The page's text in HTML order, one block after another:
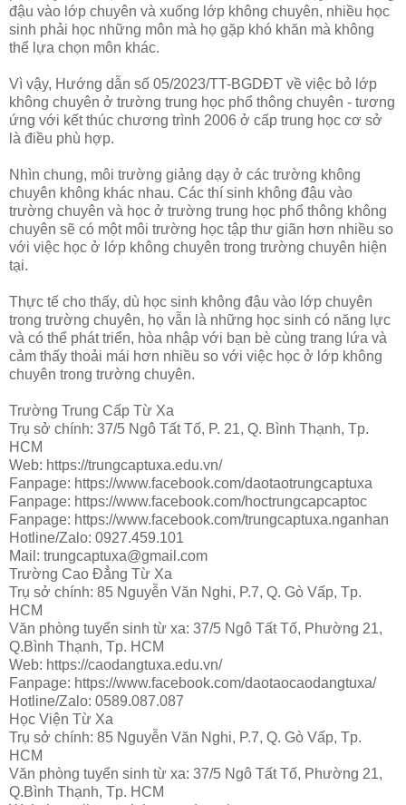
đậu vào lớp chuyên và xuống lớp không chuyên, nhiều học
sinh phải học những môn mà họ gặp khó khăn mà không
thể lựa chọn môn khác.
Vì vậy, Hướng dẫn số 05/2023/TT-BGDĐT về việc bỏ lớp
không chuyên ở trường trung học phổ thông chuyên - tương
ứng với kết thúc chương trình 2006 ở cấp trung học cơ sở
là điều phù hợp.
Nhìn chung, môi trường giảng dạy ở các trường không
chuyên không khác nhau. Các thí sinh không đậu vào
trường chuyên và học ở trường trung học phổ thông không
chuyên sẽ có một môi trường học tập thư giãn hơn nhiều so
với việc học ở lớp không chuyên trong trường chuyên hiện
tại.
Thực tế cho thấy, dù học sinh không đậu vào lớp chuyên
trong trường chuyên, họ vẫn là những học sinh có năng lực
và có thể phát triển, hòa nhập với bạn bè cùng trang lứa và
cảm thấy thoải mái hơn nhiều so với việc học ở lớp không
chuyên trong trường chuyên.
Trường Trung Cấp Từ Xa
Trụ sở chính: 37/5 Ngô Tất Tố, P. 21, Q. Bình Thạnh, Tp.
HCM
Web: https://trungcaptuxa.edu.vn/
Fanpage: https://www.facebook.com/daotaotrungcaptuxa
Fanpage: https://www.facebook.com/hoctrungcapcaptoc
Fanpage: https://www.facebook.com/trungcaptuxa.nganhan
Hotline/Zalo: 0927.459.101
Mail: trungcaptuxa@gmail.com
Trường Cao Đẳng Từ Xa
Trụ sở chính: 85 Nguyễn Văn Nghi, P.7, Q. Gò Vấp, Tp.
HCM
Văn phòng tuyển sinh từ xa: 37/5 Ngô Tất Tố, Phường 21,
Q.Bình Thạnh, Tp. HCM
Web: https://caodangtuxa.edu.vn/
Fanpage: https://www.facebook.com/daotaocaodangtuxa/
Hotline/Zalo: 0589.087.087
Học Viện Từ Xa
Trụ sở chính: 85 Nguyễn Văn Nghi, P.7, Q. Gò Vấp, Tp.
HCM
Văn phòng tuyển sinh từ xa: 37/5 Ngô Tất Tố, Phường 21,
Q.Bình Thạnh, Tp. HCM